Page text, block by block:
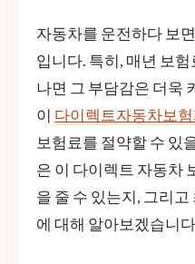
자동차를 운전하다 보
입니다. 특히, 매년 보
나면 그 부담감은 더욱
이 다이렉트자동차보
보험료를 절약할 수 있
은 이 다이렉트 자동차
을 줄 수 있는지, 그리
에 대해 알아보겠습니